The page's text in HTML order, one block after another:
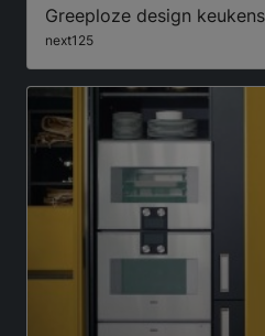
Greeploze design
next125